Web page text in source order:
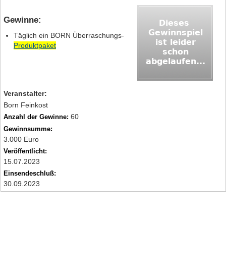
Gewinne:
Täglich ein BORN Überraschungs-
Produktpaket
Veranstalter:
Born Feinkost
Anzahl der Gewinne: 60
Gewinnsumme:
3.000 Euro
Veröffentlicht:
15.07.2023
Einsendeschluß:
30.09.2023